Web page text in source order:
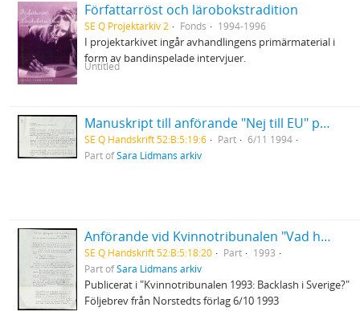
Författarröst och lärobokstradition
SE Q Projektarkiv 2 Fonds 1994-1996
I projektarkivet ingår avhandlingens primärmaterial i
form av bandinspelade intervjuer.
Untitled
Manuskript till anförande "Nej till EU" på Stadsteaterns gala
SE Q Handskrift 52:B:5:19:6 Part
6/11 1994
Part ofSara Lidmans arkiv
Anförande vid Kvinnotribunalen "Vad har pornografi med atomklyvning att skaffa"
SE Q Handskrift 52:B:5:18:20 Part
1993
Part ofSara Lidmans arkiv
Publicerat i "Kvinnotribunalen 1993: Backlash i Sverige?"
Följebrev från Norstedts förlag 6/10 1993